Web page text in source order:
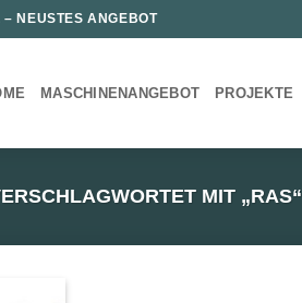
– NEUSTES ANGEBOT
MASCHINENANGEBOT PROJEKTE
MIT „RAS“